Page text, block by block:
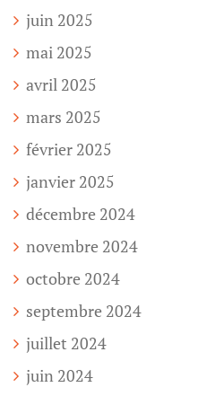
juin 2025
mai 2025
avril 2025
mars 2025
février 2025
janvier 2025
décembre 2024
novembre 2024
octobre 2024
septembre 2024
juillet 2024
juin 2024